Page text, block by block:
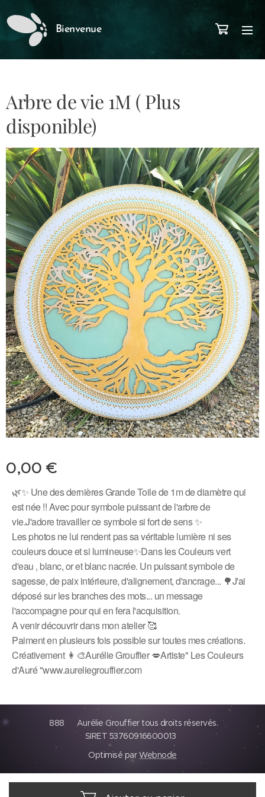
Bienvenue
Arbre de vie 1M ( Plus
disponible)
0,00 €
🌿✨️ Une des dernières Grande Toile de 1m de diamètre qui
est née !! Avec pour symbole puissant de l'arbre de
vie.J'adore travailler ce symbole si fort de sens ✨️
Les photos ne lui rendent pas sa véritable lumière ni ses
couleurs douce et si lumineuse✨️Dans les Couleurs vert
d'eau , blanc, or et blanc nacrée. Un puissant symbole de
sagesse, de paix intérieure, d'alignement, d'ancrage... 🌳J'ai
déposé sur les branches des mots... un message
l'accompagne pour qui en fera l'acquisition.
A venir découvrir dans mon atelier 🥰
Paiment en plusieurs fois possible sur toutes mes créations.
Créativement 👩‍🎨Aurélie Grouffier 💋Artiste" Les Couleurs
d'Auré "www.aureliegrouffier.com
888 Aurélie Grouffier tous droits réservés.
SIRET 53760916600013
Optimisé parWebnode